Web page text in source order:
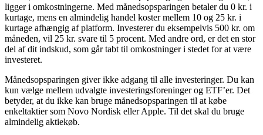
ligger i omkostningerne. Med månedsopsparingen betaler du 0 kr. i
kurtage, mens en almindelig handel koster mellem 10 og 25 kr. i
kurtage afhængig af platform. Investerer du eksempelvis 500 kr. om
måneden, vil 25 kr. svare til 5 procent. Med andre ord, er det en stor
del af dit indskud, som går tabt til omkostninger i stedet for at være
investeret.
Månedsopsparingen giver ikke adgang til alle investeringer. Du kan
kun vælge mellem udvalgte investeringsforeninger og ETF’er. Det
betyder, at du ikke kan bruge månedsopsparingen til at købe
enkeltaktier som Novo Nordisk eller Apple. Til det skal du bruge
almindelig aktiekøb.